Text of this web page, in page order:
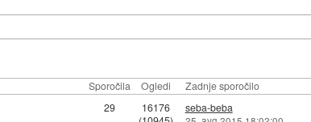
Sporočila Ogledi Zadnje sporočilo
29
16176
seba-beba